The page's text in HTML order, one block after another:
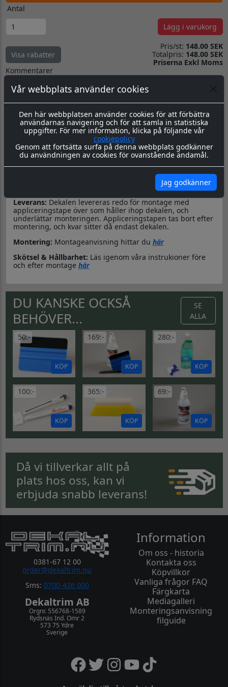
Vår webbplats använder cookies
Den här webbplatsen använder cookies för att förbättra
användarnas navigering och för att samla in statistiska
uppgifter. För mer information, klicka på följande vår
cookiepolicy
Genom att fortsätta surfa på denna webbplats godkänner
du användningen av cookies för ovanstående ändamål.
Jag godkänner
Antal
Lägg i varukorg
Visa rabatter
Pris/st: 148.00 SEK
Totalpris: 148.00 SEK
Priserna Exkl Moms
Kommentarer
Produktbeskrivning
Dokument
Datorskuren dekal / logo
genomfärgad kvalitetsfolie, som fäster på de flesta plana
Leverans: Dekalen levereras redo för montage med
appliceringstape över som håller ihop dekalen, och
underlättar monteringen. Appliceringstapen tas bort efter
montering, och kvar sitter då endast dekalen.
Montering: Montageanvisning hittar du här
Skötsel & Hållbarhet: Läs igenom våra instrukioner före
och efter montage här
DU KANSKE OCKSÅ
BEHÖVER...
SE
ALLA
50:-
KÖP
169:-
KÖP
280:-
KÖP
100:-
KÖP
365:-
KÖP
69:-
KÖP
Då vi tillverkar allt på
plats hos oss, kan vi
erbjuda snabb leverans!
0381-67 12 00
order@dekaltrim.nu
Sms: 0700-436 000
Dekaltrim AB
Orgnr. 556768-1589
Rydsnäs Ind. Omr 2
573 75 Ydre
Sverige
Information
Om oss - historia
Kontakta oss
Köpvillkor
Vanliga frågor FAQ
Färgkarta
Mediagalleri
Monteringsanvisning
filguide